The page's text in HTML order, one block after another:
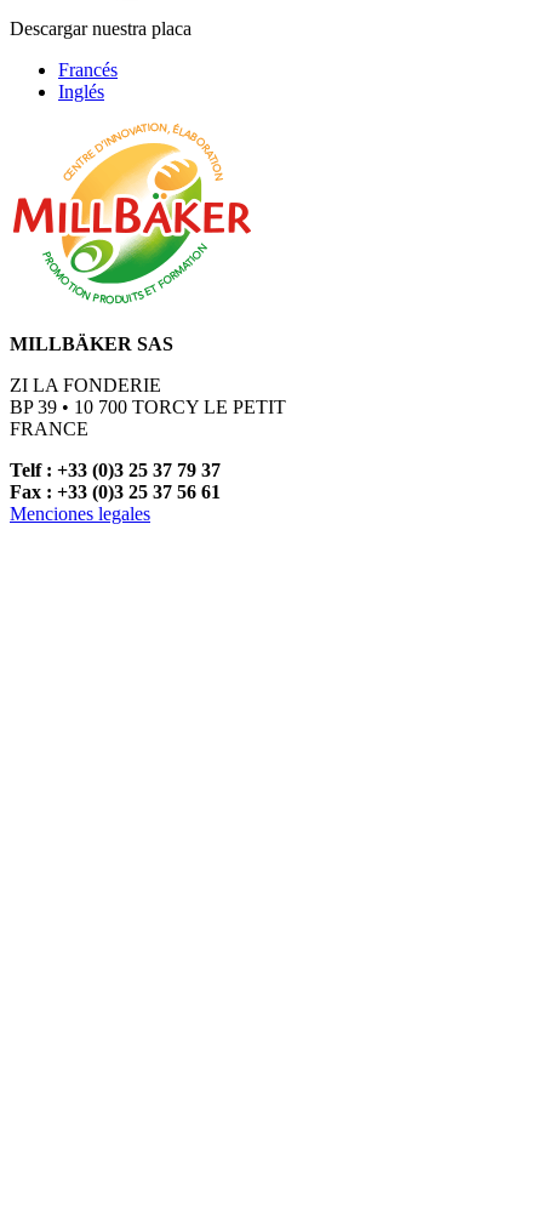
Descargar nuestra placa
Francés
Inglés
MILLBÄKER SAS
ZI LA FONDERIE
BP 39 • 10 700 TORCY LE PETIT
FRANCE
Telf : +33 (0)3 25 37 79 37
Fax : +33 (0)3 25 37 56 61
Menciones legales